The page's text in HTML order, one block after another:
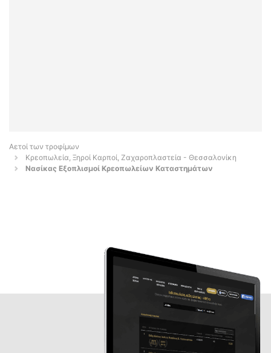
Αετοί των τροφίμων
Κρεοπωλεία, Ξηροί Καρποί, Ζαχαροπλαστεία - Θεσσαλονίκη
Νασίκας Εξοπλισμοί Κρεοπωλείων Καταστημάτων